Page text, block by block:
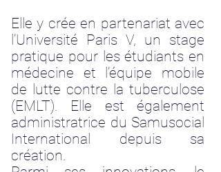
Elle y crée en partenariat avec
l’Université Paris V, un stage
pratique pour les étudiants en
médecine et l’équipe mobile
de lutte contre la tuberculose
(EMLT). Elle est également
administratrice du Samusocial
International depuis sa
création.